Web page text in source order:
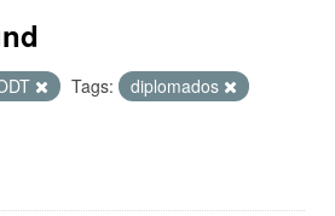
Tags:
diplomados